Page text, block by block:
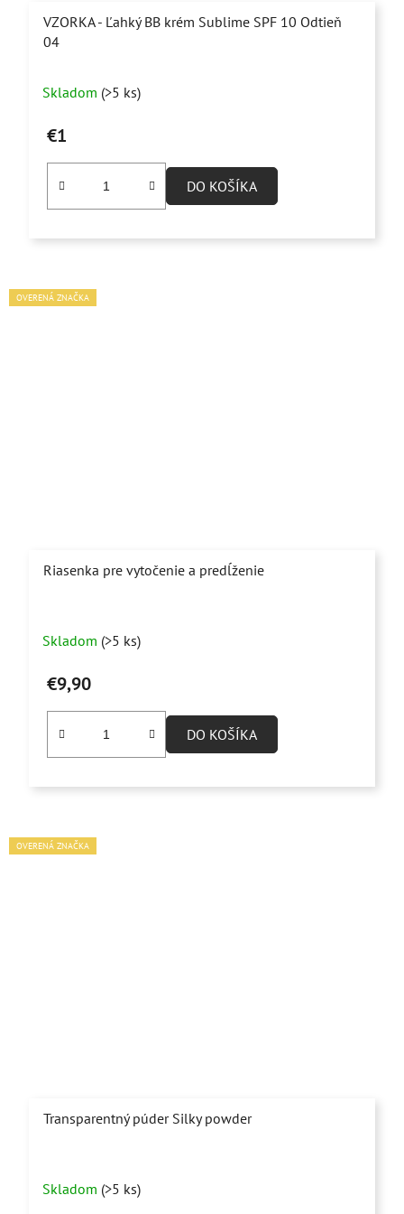
VZORKA - Ľahký BB krém Sublime SPF 10 Odtieň
04
Skladom (>5 ks)
€1
DO KOŠÍKA
OVERENÁ ZNAČKA
Riasenka pre vytočenie a predĺženie
hodnotenie
produktu
Skladom (>5 ks)
€9,90
DO KOŠÍKA
OVERENÁ ZNAČKA
Transparentný púder Silky powder
hodnotenie
Skladom (>5 ks)